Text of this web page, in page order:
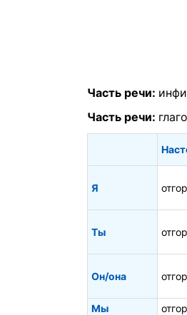
Часть речи:
Часть речи:
Я
Ты
Он/она
Мы